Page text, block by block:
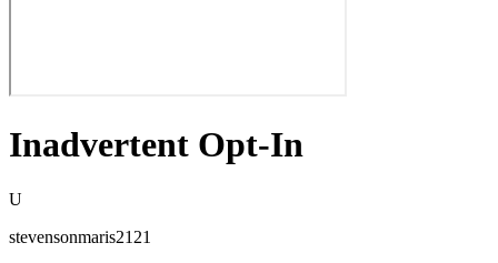
Inadvertent Opt-In
U
stevensonmaris2121